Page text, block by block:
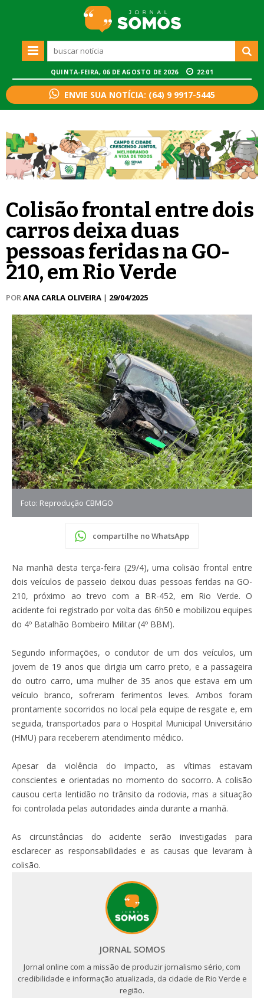
QUINTA-FEIRA, 06 DE AGOSTO DE 2026 22:01
ENVIE SUA NOTÍCIA: (64) 9 9917-5445
Colisão frontal entre dois
carros deixa duas
pessoas feridas na GO-
210, em Rio Verde
PORANA CARLA OLIVEIRA | 29/04/2025
Foto: Reprodução CBMGO
compartilhe no WhatsApp
Na manhã desta terça-feira (29/4), uma colisão frontal entre
dois veículos de passeio deixou duas pessoas feridas na GO-
210, próximo ao trevo com a BR-452, em Rio Verde. O
acidente foi registrado por volta das 6h50 e mobilizou equipes
do 4º Batalhão Bombeiro Militar (4º BBM).
Segundo informações, o condutor de um dos veículos, um
jovem de 19 anos que dirigia um carro preto, e a passageira
do outro carro, uma mulher de 35 anos que estava em um
veículo branco, sofreram ferimentos leves. Ambos foram
prontamente socorridos no local pela equipe de resgate e, em
seguida, transportados para o Hospital Municipal Universitário
(HMU) para receberem atendimento médico.
Apesar da violência do impacto, as vítimas estavam
conscientes e orientadas no momento do socorro. A colisão
causou certa lentidão no trânsito da rodovia, mas a situação
foi controlada pelas autoridades ainda durante a manhã.
As circunstâncias do acidente serão investigadas para
esclarecer as responsabilidades e as causas que levaram à
colisão.
JORNAL SOMOS
Jornal online com a missão de produzir jornalismo sério, com
credibilidade e informação atualizada, da cidade de Rio Verde e
região.